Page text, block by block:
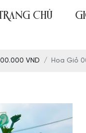
CHỦ
VND Hoa Giỏ